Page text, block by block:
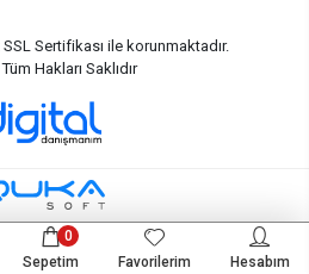
Sertifikası ile korunmaktadır.
Tüm Hakları Saklıdır
Sepetim
0
Favorilerim
Hesabım